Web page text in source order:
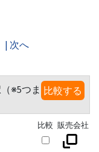
| 次へ
※5つま 比較する
比較 販売会社